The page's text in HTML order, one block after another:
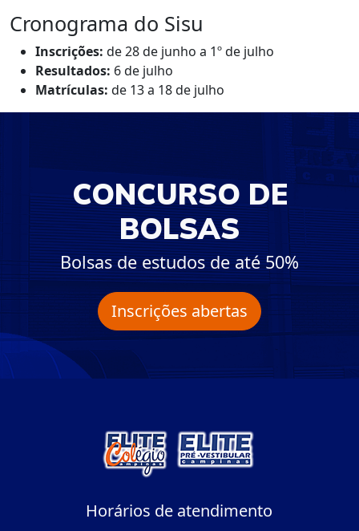
Cronograma do Sisu
Inscrições: de 28 de junho a 1º de julho
Resultados: 6 de julho
Matrículas: de 13 a 18 de julho
CONCURSO DE
BOLSAS
Bolsas de estudos de até 50%
Inscrições abertas
Horários de atendimento